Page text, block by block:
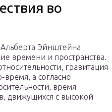
во
Альберта Эйнштейна
времени и пространства.
гравитация
время, а согласно
время
движущихся с высокой